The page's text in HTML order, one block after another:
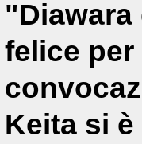
"Diawara
felice per
Keita si